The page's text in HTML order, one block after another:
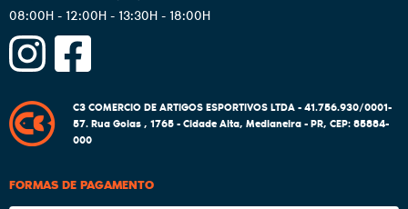
08:00H - 12:00H - 13:30H - 18:00H
C3 COMERCIO DE ARTIGOS ESPORTIVOS LTDA - 41.756.930/0001-
57.Rua Goias , 1765-Cidade Alta, Medianeira-PR, CEP: 85884-
000
FORMAS DE PAGAMENTO